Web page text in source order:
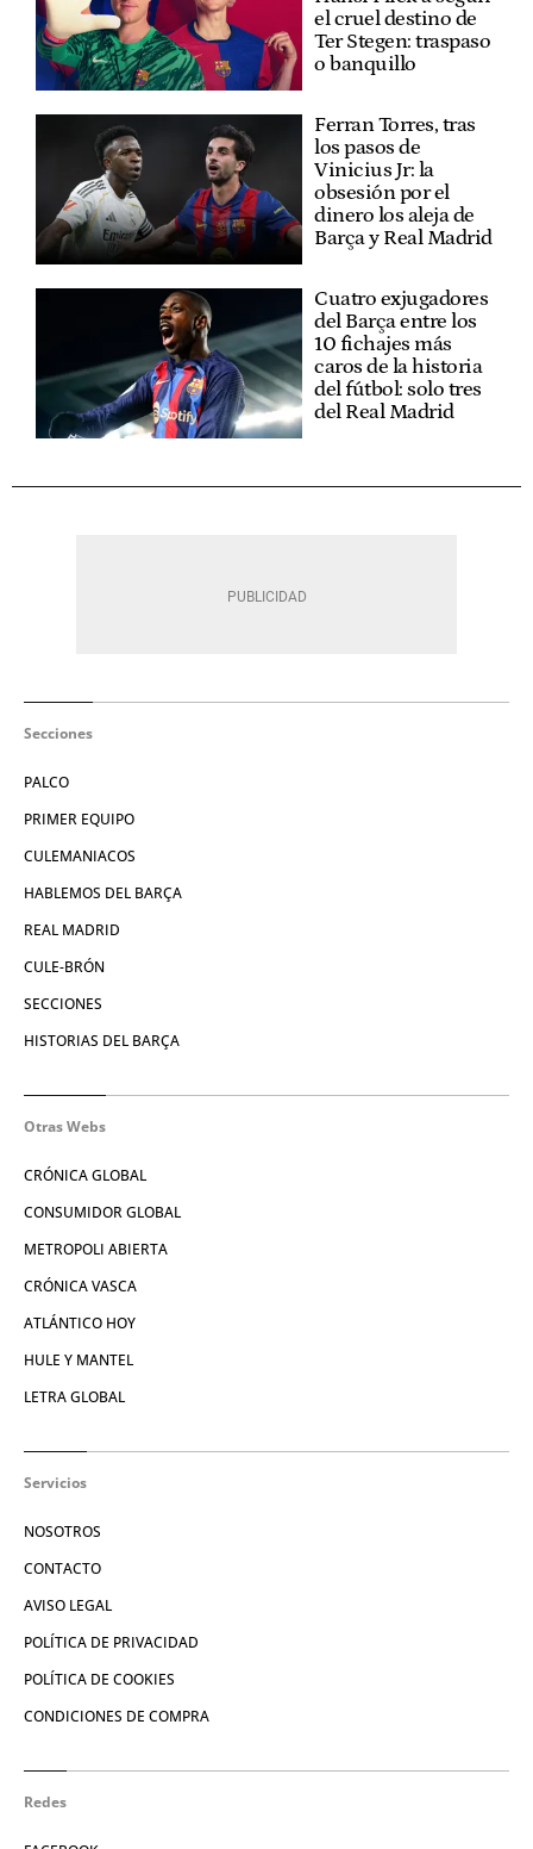
el cruel destino de
Ter Stegen: traspaso
o banquillo
Ferran Torres, tras
los pasos de
Vinicius Jr: la
obsesión por el
dinero los aleja de
Barça y Real Madrid
Cuatro exjugadores
del Barça entre los
10 fichajes más
caros de la historia
del fútbol: solo tres
del Real Madrid
Secciones
PALCO
PRIMER EQUIPO
CULEMANIACOS
HABLEMOS DEL BARÇA
REAL MADRID
CULE-BRÓN
SECCIONES
HISTORIAS DEL BARÇA
Otras Webs
CRÓNICA GLOBAL
CONSUMIDOR GLOBAL
METROPOLI ABIERTA
CRÓNICA VASCA
ATLÁNTICO HOY
HULE Y MANTEL
LETRA GLOBAL
Servicios
NOSOTROS
CONTACTO
AVISO LEGAL
POLÍTICA DE PRIVACIDAD
POLÍTICA DE COOKIES
CONDICIONES DE COMPRA
Redes